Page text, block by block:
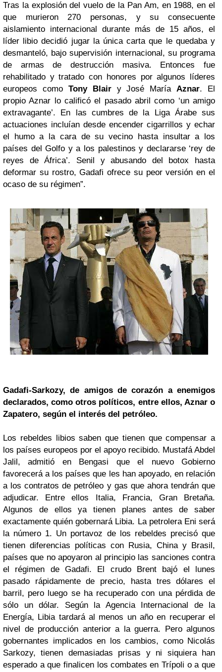
Tras la explosión del vuelo de la Pan Am, en 1988, en el
que murieron 270 personas, y su consecuente
aislamiento internacional durante más de 15 años, el
líder libio decidió jugar la única carta que le quedaba y
desmanteló, bajo supervisión internacional, su programa
de armas de destrucción masiva. Entonces fue
rehabilitado y tratado con honores por algunos líderes
europeos como Tony Blairy José MaríaAznar. El
propio Aznar lo calificó el pasado abril como ‘un amigo
extravagante’. En las cumbres de la Liga Árabe sus
actuaciones incluían desde encender cigarrillos y echar
el humo a la cara de su vecino hasta insultar a los
países del Golfo y a los palestinos y declararse ‘rey de
reyes de África’. Senil y abusando del botox hasta
deformar su rostro, Gadafi ofrece su peor versión en el
ocaso de su régimen”.
Gadafi-Sarkozy, de amigos de corazón a enemigos
declarados, como otros políticos, entre ellos, Aznar o
Zapatero, según el interés del petróleo.
Los rebeldes libios saben que tienen que compensar a
los países europeos por el apoyo recibido. Mustafá Abdel
Jalil, admitió en Bengasi que el nuevo Gobierno
favorecerá a los países que les han apoyado, en relación
a los contratos de petróleo y gas que ahora tendrán que
adjudicar. Entre ellos Italia, Francia, Gran Bretaña.
Algunos de ellos ya tienen planes antes de saber
exactamente quién gobernará Libia. La petrolera Eni será
la número 1. Un portavoz de los rebeldes precisó que
tienen diferencias políticas con Rusia, China y Brasil,
países que no apoyaron al principio las sanciones contra
el régimen de Gadafi. El crudo Brent bajó el lunes
pasado rápidamente de precio, hasta tres dólares el
barril, pero luego se ha recuperado con una pérdida de
sólo un dólar. Según la Agencia Internacional de la
Energía, Libia tardará al menos un año en recuperar el
nivel de producción anterior a la guerra. Pero algunos
gobernantes implicados en los cambios, como Nicolás
Sarkozy, tienen demasiadas prisas y ni siquiera han
esperado a que finalicen los combates en Trípoli o a que